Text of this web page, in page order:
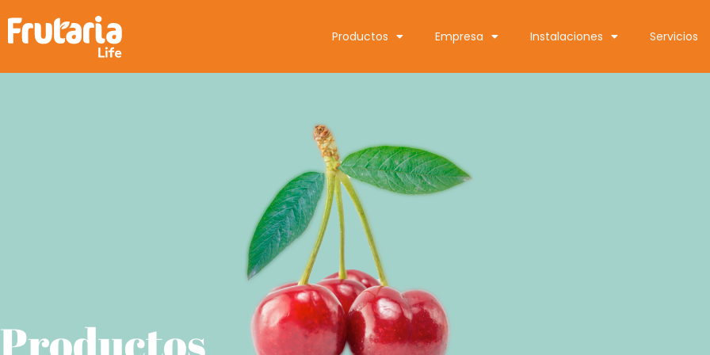
Productos Empresa Instalaciones Servicios
Productos